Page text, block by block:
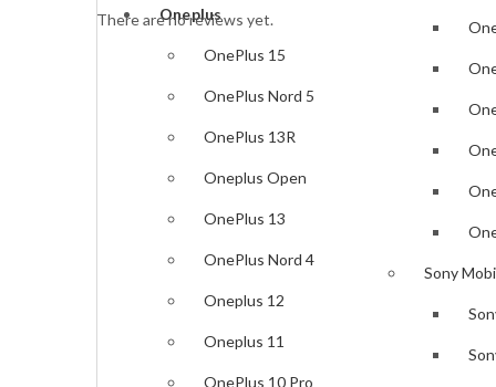
Oneplus
OnePlus 15
OnePlus Nord 5
OnePlus 13R
Oneplus Open
OnePlus 13
OnePlus Nord 4
Oneplus 12
Oneplus 11
OnePlus 10 Pro
Sony
There are no reviews yet.